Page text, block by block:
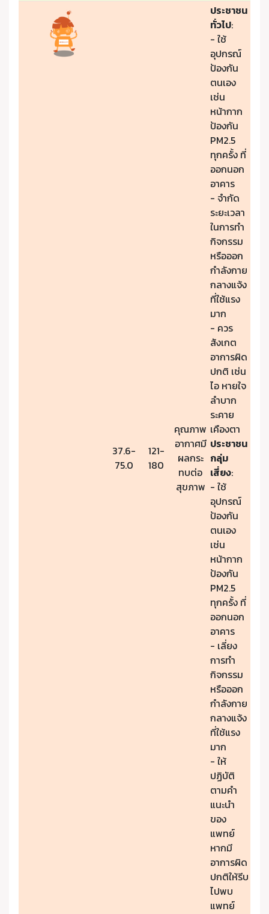
37.6-
75.0
121-
180
คุณภาพ
อากาศมี
ผลกระ
ทบต่อ
สุขภาพ
ประชาชน
ทั่วไป:
- ใช้
อุปกรณ์
ป้องกัน
ตนเอง
เช่น
หน้ากาก
ป้องกัน
PM2.5
ทุกครั้ง ที่
ออกนอก
อาคาร
- จำกัด
ระยะเวลา
ในการทำ
กิจกรรม
หรือออก
กำลังกาย
กลางแจ้ง
ที่ใช้แรง
มาก
- ควร
สังเกต
อาการผิด
ปกติ เช่น
ไอ หายใจ
ลำบาก
ระคาย
เคืองตา
ประชาชน
กลุ่ม
เสี่ยง:
- ใช้
อุปกรณ์
ป้องกัน
ตนเอง
เช่น
หน้ากาก
ป้องกัน
PM2.5
ทุกครั้ง ที่
ออกนอก
อาคาร
- เลี่ยง
การทำ
กิจกรรม
หรือออก
กำลังกาย
กลางแจ้ง
ที่ใช้แรง
มาก
- ให้
ปฏิบัติ
ตามคำ
แนะนำ
ของ
แพทย์
หากมี
อาการผิด
ปกติให้รีบ
ไปพบ
แพทย์